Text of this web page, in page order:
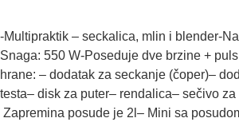
-Multipraktik – seckalica, mlin i blender-
Snaga: 550 W-Poseduje dve brzine +
hrane: – dodatak za seckanje (čoper)–
testa– disk za puter– rendalica– sečivo
Zapremina posude je 2l– Mini sa